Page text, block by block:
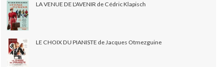
LA VENUE DE L'AVENIR de Cédric Klapisch
LE CHOIX DU PIANISTE de Jacques Otmezguine